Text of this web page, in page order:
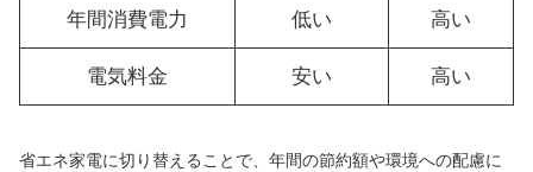
年間消費電力 低い 高い
電気料金 安い 高い
省エネ家電に切り替えることで、年間の節約額や環境への配慮に